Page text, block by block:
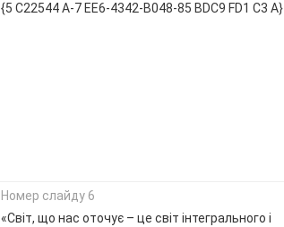
{5 C22544 A-7 EE6-4342-B048-85 BDC9 FD1 C3 A}
Номер слайду 6
«Світ, що нас оточує – це світ інтегрального і